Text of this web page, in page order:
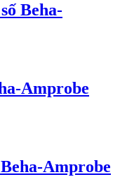
Beha-
Amprobe
Amprobe